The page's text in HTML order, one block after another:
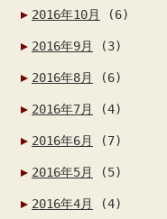
2016年10月 (6)
2016年9月 (3)
2016年8月 (6)
2016年7月 (4)
2016年6月 (7)
2016年5月 (5)
2016年4月 (4)